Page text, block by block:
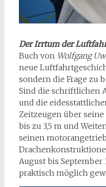
Der Irrtum der
Buch von Wolfgang
neue
sondern die Frage zu
Sind die schriftlichen
und die
Zeitzeugen über
bis zu 3,5 m und
seinen
August bis September
praktisch möglich